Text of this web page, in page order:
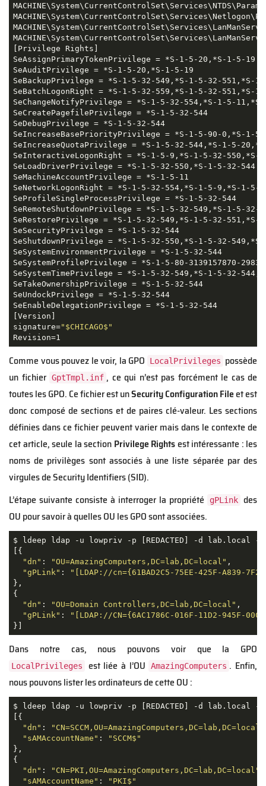
[Privilege Rights]
SeAssignPrimaryTokenPrivilege = *S-1-5-20, *S-1-5-19
SeAuditPrivilege = *S-1-5-20, *S-1-5-19
SeBackupPrivilege = *S-1-5-32-549, *S-1-5-32-551, *S-
SeBatchLogonRight = *S-1-5-32-559, *S-1-5-32-551, *S-
SeChangeNotifyPrivilege = *S-1-5-32-554, *S-1-5-11, *
SeCreatePagefilePrivilege = *S-1-5-32-544
SeDebugPrivilege = *S-1-5-32-544
SeIncreaseBasePriorityPrivilege = *S-1-5-90-0, *S-1-5-
SeIncreaseQuotaPrivilege = *S-1-5-32-544, *S-1-5-20, *
SeInteractiveLogonRight = *S-1-5-9, *S-1-5-32-550, *S-
SeLoadDriverPrivilege = *S-1-5-32-550, *S-1-5-32-544
SeMachineAccountPrivilege = *S-1-5-11
SeNetworkLogonRight = *S-1-5-32-554, *S-1-5-9, *S-1-5-
SeProfileSingleProcessPrivilege = *S-1-5-32-544
SeRemoteShutdownPrivilege = *S-1-5-32-549, *S-1-5-32-
SeRestorePrivilege = *S-1-5-32-549, *S-1-5-32-551, *S-
SeSecurityPrivilege = *S-1-5-32-544
SeShutdownPrivilege = *S-1-5-32-550, *S-1-5-32-549, *
SeSystemEnvironmentPrivilege = *S-1-5-32-544
SeSystemProfilePrivilege = *S-1-5-80-3139157870-
SeSystemTimePrivilege = *S-1-5-32-549, *S-1-5-32-544,
SeTakeOwnershipPrivilege = *S-1-5-32-544
SeUndockPrivilege = *S-1-5-32-544
SeEnableDelegationPrivilege = *S-1-5-32-544
[Version]
signature=" $CHICAGO$"
Revision=1
Comme vous pouvez le voir, la GPO LocalPrivileges possède
un fichier GptTmpl.inf , ce qui n’est pas forcément le cas de
toutes les GPO. Ce fichier est unSecurity Configuration Fileet est
donc composé de sections et de paires clé-valeur. Les sections
définies dans ce fichier peuvent varier mais dans le contexte de
cet article, seule la section Privilege Rightsest intéressante : les
noms de privilèges sont associés à une liste séparée par des
virgules de Security Identifiers (SID).
L’étape suivante consiste à interroger la propriété
gPLink des
OU pour savoir à quelles OU les GPO sont associées.
$ ldeep ldap -u lowpriv -p [ REDACTED ] -d lab.local -s
[{
"dn" : "OU=AmazingComputers,DC=lab,DC=local" ,
"gPLink" :
"[LDAP://cn={61BAD2C5-75EE-425F-A839-
} ,
{
"dn" : "OU=Domain Controllers,DC=lab,DC=local" ,
"gPLink" :
"[LDAP://CN={6AC1786C-016F-11D2-945F-
}]
Dans notre cas, nous pouvons voir que la GPO
LocalPrivileges est liée à l’OU AmazingComputers . Enfin,
nous pouvons lister les ordinateurs de cette OU :
$ ldeep ldap -u lowpriv -p [ REDACTED ] -d lab.local -s
[{
"dn" : "CN=SCCM,OU=AmazingComputers,DC=lab,DC=local"
"sAMAccountName" :
"SCCM$"
} ,
{
"dn" : "CN=PKI,OU=AmazingComputers,DC=lab,DC=local"
"sAMAccountName" :
"PKI$"